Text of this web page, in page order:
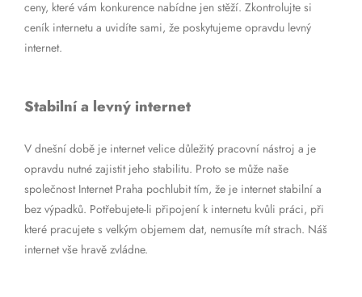
ceny, které vám konkurence nabídne jen stěží. Zkontrolujte si
ceník internetu a uvidíte sami, že poskytujeme opravdu levný
internet.
Stabilní a levný internet
V dnešní době je internet velice důležitý pracovní nástroj a je
opravdu nutné zajistit jeho stabilitu. Proto se může naše
společnost Internet Praha pochlubit tím, že je internet stabilní a
bez výpadků. Potřebujete-li připojení k internetu kvůli práci, při
které pracujete s velkým objemem dat, nemusíte mít strach. Náš
internet vše hravě zvládne.